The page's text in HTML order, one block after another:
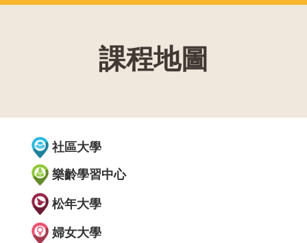
課程地圖
社區大學
樂齡學習中心
松年大學
婦女大學